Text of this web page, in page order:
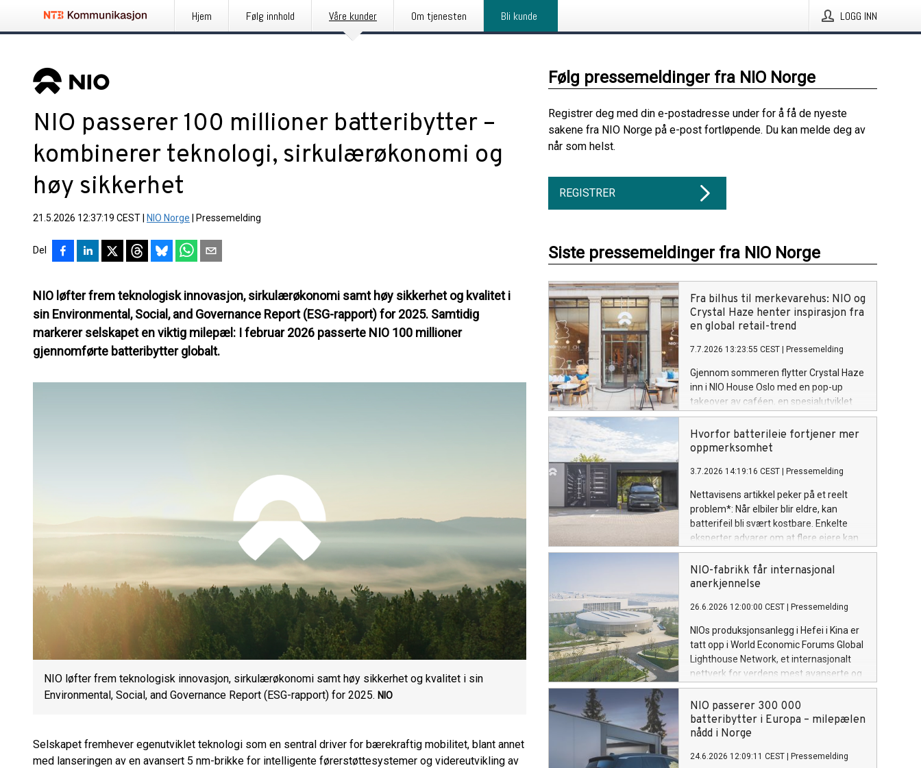
Hjem Følg innhold Våre kunder Om tjenesten Bli kunde LOGG INN
NIO passerer 100 millioner batteribytter –
kombinerer teknologi, sirkulærøkonomi og
høy sikkerhet
21.5.2026 12:37:19 CEST NIO Norge Pressemelding
Del
NIO løfter frem teknologisk innovasjon, sirkulærøkonomi samt høy sikkerhet og kvalitet i
sin Environmental, Social, and Governance Report (ESG-rapport) for 2025. Samtidig
markerer selskapet en viktig milepæl: I februar 2026 passerte NIO 100 millioner
gjennomførte batteribytter globalt.
NIO løfter frem teknologisk innovasjon, sirkulærøkonomi samt høy sikkerhet og kvalitet i sin
Environmental, Social, and Governance Report (ESG-rapport) for 2025. NIO
Selskapet fremhever egenutviklet teknologi som en sentral driver for bærekraftig mobilitet, blant annet
med lanseringen av en avansert 5 nm-brikke for intelligente førerstøttesystemer og videreutvikling av
Følg pressemeldinger fra NIO Norge
Registrer deg med din e-postadresse under for å få de nyeste
sakene fra NIO Norge på e-post fortløpende. Du kan melde deg av
når som helst.
REGISTRER
Siste pressemeldinger fra NIO Norge
Fra bilhus til merkevarehus: NIO og
Crystal Haze henter inspirasjon fra
en global retail-trend
7.7.2026 13:23:55 CEST Pressemelding
Gjennom sommeren flytter Crystal Haze
inn i NIO House Oslo med en pop-up
takeover av caféen, en spesialutviklet
meny, eksklusive smykkedesign og en
digital shop-in-shop-løsning hvor
besøkende kan bestille smykker via QR-
innen én time. Crystal Hazes ikoniske
bjørn vil være et gjennomgående
element i opplevelsen og knytte de to
merkevarenes universer sammen.
Hvorfor batterileie fortjener mer
oppmerksomhet
3.7.2026 14:19:16 CEST Pressemelding
Nettavisens artikkel peker på et reelt
problem*: Når elbiler blir eldre, kan
batterifeil bli svært kostbare. Enkelte
eksperter advarer om at flere eiere kan
oppleve at batteriet svikter etter
garantiutløp, og at et nytt batteri i verste
fall kan koste mer enn bilen er verdt.
NIO-fabrikk får internasjonal
anerkjennelse
26.6.2026 12:00:00 CEST Pressemelding
NIOs produksjonsanlegg i Hefei i Kina er
tatt opp i World Economic Forums Global
Lighthouse Network, et internasjonalt
nettverk for verdens mest avanserte og
digitaliserte fabrikker.
NIO passerer 300 000
batteribytter i Europa – milepælen
nådd i Norge
24.6.2026 12:09:11 CEST Pressemelding